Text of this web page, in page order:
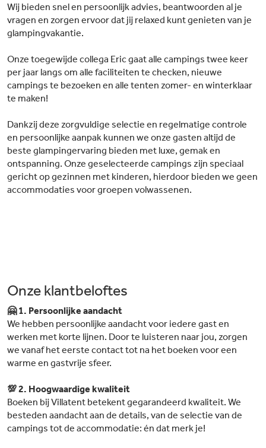
Wij bieden snel en persoonlijk advies, beantwoorden al je
vragen en zorgen ervoor dat jij relaxed kunt genieten van je
glampingvakantie.
Onze toegewijde collega Eric gaat alle campings twee keer
per jaar langs om alle faciliteiten te checken, nieuwe
campings te bezoeken en alle tenten zomer- en winterklaar
te maken!
Dankzij deze zorgvuldige selectie en regelmatige controle
en persoonlijke aanpak kunnen we onze gasten altijd de
beste glampingervaring bieden met luxe, gemak en
ontspanning. Onze geselecteerde campings zijn speciaal
gericht op gezinnen met kinderen, hierdoor bieden we geen
accommodaties voor groepen volwassenen.
Onze klantbeloftes
🤗 1. Persoonlijke aandacht
We hebben persoonlijke aandacht voor iedere gast en
werken met korte lijnen. Door te luisteren naar jou, zorgen
we vanaf het eerste contact tot na het boeken voor een
warme en gastvrije sfeer.
💯 2. Hoogwaardige kwaliteit
Boeken bij Villatent betekent gegarandeerd kwaliteit. We
besteden aandacht aan de details, van de selectie van de
campings tot de accommodatie: én dat merk je!